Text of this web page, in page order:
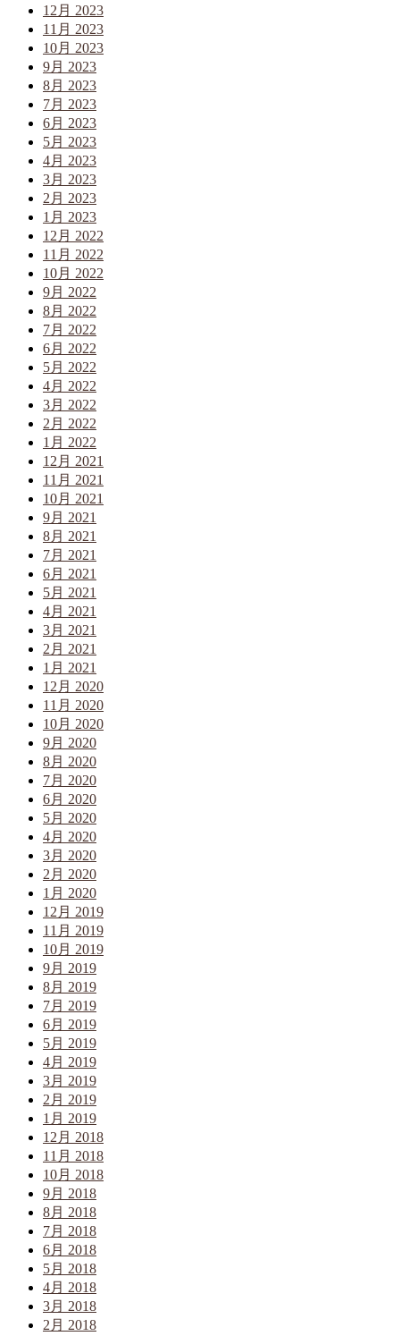
12月 2023
11月 2023
10月 2023
9月 2023
8月 2023
7月 2023
6月 2023
5月 2023
4月 2023
3月 2023
2月 2023
1月 2023
12月 2022
11月 2022
10月 2022
9月 2022
8月 2022
7月 2022
6月 2022
5月 2022
4月 2022
3月 2022
2月 2022
1月 2022
12月 2021
11月 2021
10月 2021
9月 2021
8月 2021
7月 2021
6月 2021
5月 2021
4月 2021
3月 2021
2月 2021
1月 2021
12月 2020
11月 2020
10月 2020
9月 2020
8月 2020
7月 2020
6月 2020
5月 2020
4月 2020
3月 2020
2月 2020
1月 2020
12月 2019
11月 2019
10月 2019
9月 2019
8月 2019
7月 2019
6月 2019
5月 2019
4月 2019
3月 2019
2月 2019
1月 2019
12月 2018
11月 2018
10月 2018
9月 2018
8月 2018
7月 2018
6月 2018
5月 2018
4月 2018
3月 2018
2月 2018